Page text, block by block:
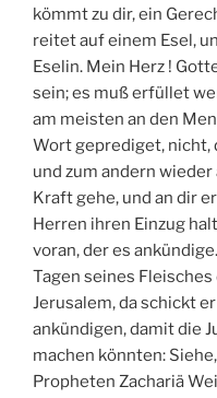
kömmt zu dir, ein
reitet auf einem Esel,
Eselin. Mein Herz !
sein; es muß erfüllet
am meisten an den
Wort geprediget, nicht,
und zum andern wieder
Kraft gehe, und an dir
Herren ihren Einzug
voran, der es
Tagen seines
Jerusalem, da schickt
ankündigen, damit die
machen könnten:
Propheten Zachariä